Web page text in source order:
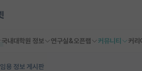
국내대학원 정보 연구실&오픈랩 커뮤니티 커리
임용 정보 게시판